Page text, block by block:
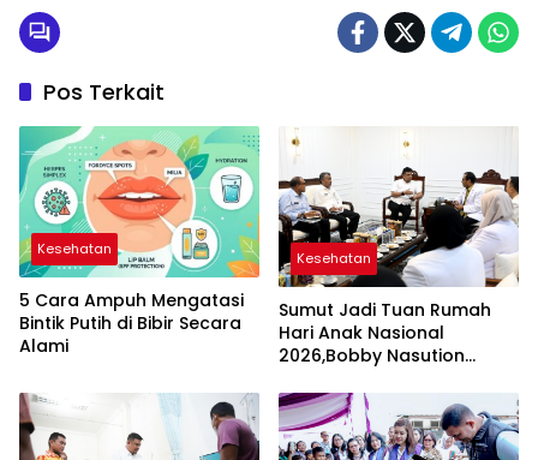
Pos Terkait
Kesehatan
5 Cara Ampuh Mengatasi
Bintik Putih di Bibir Secara
Alami
Kesehatan
Sumut Jadi Tuan Rumah
Hari Anak Nasional
2026,Bobby Nasution
Dorong Ekonomi Daerah